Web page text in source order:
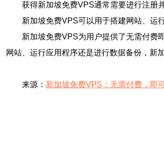
获得新加坡免费VPS通常需要进行注册
新加坡免费VPS可以用于搭建网站、运
新加坡免费VPS为用户提供了无需付费
网站、运行应用程序还是进行数据备份，新
来源： 新加坡免费VPS：无需付费，即